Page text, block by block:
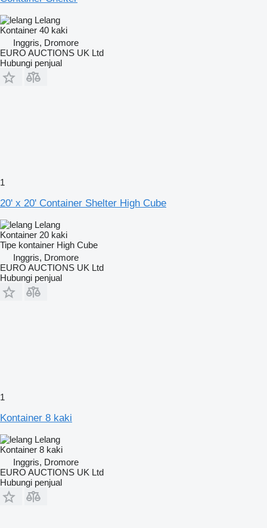
Lelang
Kontainer 40 kaki
Inggris, Dromore
EURO AUCTIONS UK Ltd
Hubungi penjual
1
20' x 20' Container Shelter High Cube
Lelang
Kontainer 20 kaki
Tipe kontainer High Cube
Inggris, Dromore
EURO AUCTIONS UK Ltd
Hubungi penjual
1
Kontainer 8 kaki
Lelang
Kontainer 8 kaki
Inggris, Dromore
EURO AUCTIONS UK Ltd
Hubungi penjual